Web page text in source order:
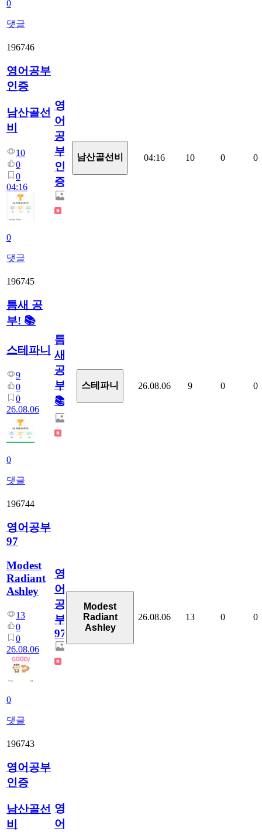
0
댓글
196746
영어공부
인증
남산골선
비
10
0
0
04:16
0
댓글
영
어
공
부
인
증
남산골선비 04:16 10 0 0
196745
틈새 공
부! 📚
스테파니
9
0
0
26.08.06
0
댓글
틈
새
공
부!
📚
스테파니 26.08.06 9 0 0
196744
영어공부
97
Modest
Radiant
Ashley
13
0
0
26.08.06
0
댓글
영
어
공
부
97
Modest
Radiant
Ashley
26.08.06 13 0 0
196743
영어공부
인증
남산골선
비
영
어